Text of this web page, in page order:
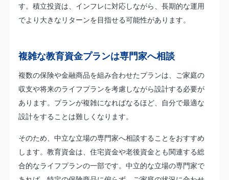
す。積立投資は、インフレに対応しながら、長期的な運用
でより大きなリターンを目指せる可能性があります。
複雑な教育資金プランは専門家へ相談
複数の保険や金融商品を組み合わせたプランは、ご家庭の
収支や将来のライフプランを考慮しながら設計する必要が
あります。プランが複雑になればなるほど、自分で最適な
設計をすることは難しくなります。
そのため、中立な立場の専門家へ相談することをおすすめ
します。教育資金は、住宅資金や老後資金とも関連する総
合的なライフプランの一部です。中立的な立場の専門家で